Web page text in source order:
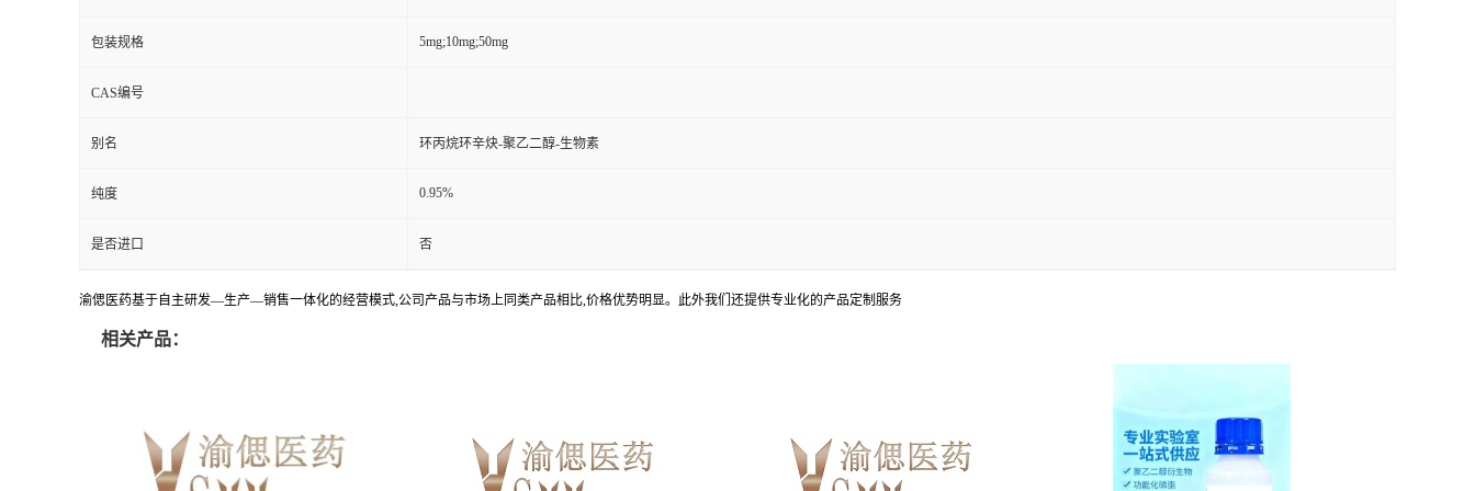
包装规格 5mg;10mg;50mg
CAS编号
别名 环丙烷环辛炔-聚乙二醇-生物素
纯度 0.95%
是否进口 否
渝偲医药基于自主研发—生产—销售一体化的经营模式,公司产品与市场上同类产品相比,价格优势明显。此外我们还提供专业化的产品定制服务
相关产品：